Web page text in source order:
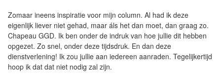
Zomaar ineens inspiratie voor mijn column. Al had ik deze
eigenlijk liever niet gehad, maar áls het dan moet, dan graag zo.
Chapeau GGD. Ik ben onder de indruk van hoe jullie dit hebben
opgezet. Zo snel, onder deze tijdsdruk. En dan deze
dienstverlening! Ik zou jullie aan iedereen aanraden. Tegelijkertijd
hoop ik dat dat niet nodig zal zijn.